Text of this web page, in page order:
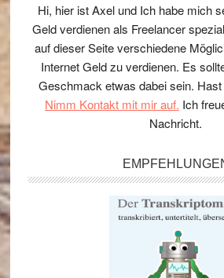
Hi, hier ist Axel und Ich habe mich
Geld verdienen als Freelancer
auf dieser Seite verschiedene
Internet Geld zu verdienen. Es
Geschmack etwas dabei sein.
Nimm Kontakt mit mir auf. Ich
Nachricht.